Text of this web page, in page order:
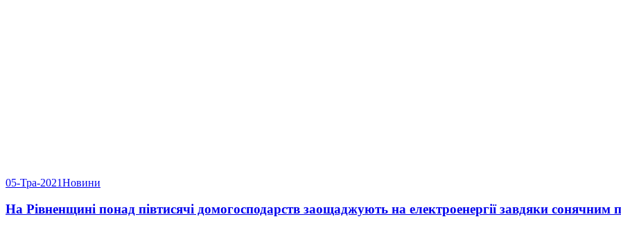
05-Тра-2021Новини
На Рівненщині понад півтисячі домогосподарств заощаджують на електроенергії завдяки сонячним